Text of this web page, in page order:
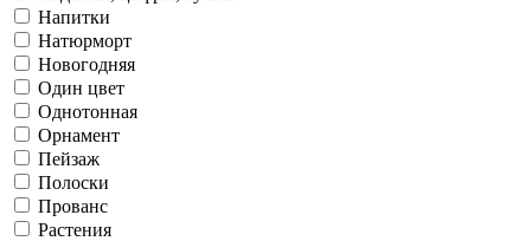
Напитки
Натюрморт
Новогодняя
Один цвет
Однотонная
Орнамент
Пейзаж
Полоски
Прованс
Растения